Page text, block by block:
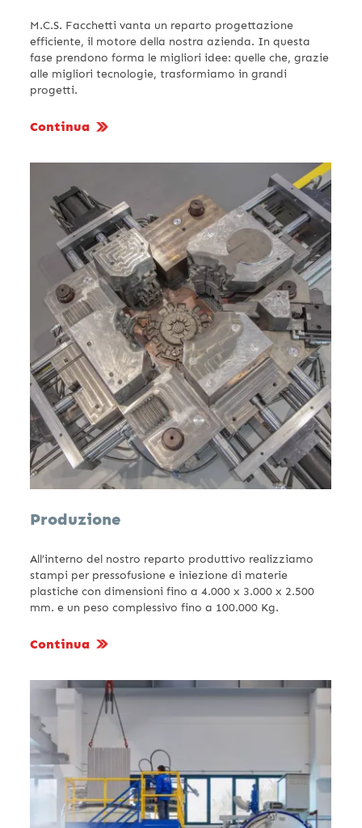
M.C.S. Facchetti vanta un reparto progettazione
efficiente, il motore della nostra azienda. In questa
fase prendono forma le migliori idee: quelle che, grazie
alle migliori tecnologie, trasformiamo in grandi
progetti.
Continua
Produzione
All’interno del nostro reparto produttivo realizziamo
stampi per pressofusione e iniezione di materie
plastiche con dimensioni fino a 4.000 x 3.000 x 2.500
mm. e un peso complessivo fino a 100.000 Kg.
Continua